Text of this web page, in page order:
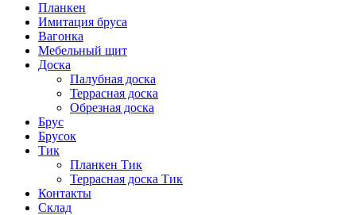
Планкен
Имитация бруса
Вагонка
Мебельный щит
Доска
Палубная доска
Террасная доска
Обрезная доска
Брус
Брусок
Тик
Планкен Тик
Террасная доска Тик
Контакты
Склад